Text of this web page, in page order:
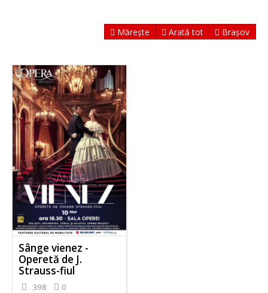
Mărește Arată tot Brașov
Sânge vienez -
Operetă de J.
Strauss-fiul
398 0